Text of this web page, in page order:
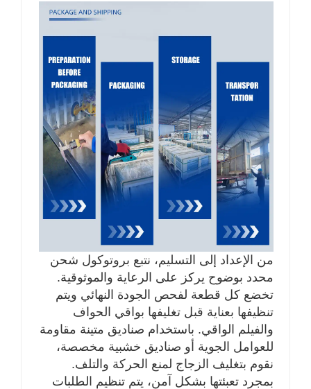
من الإعداد إلى التسليم، نتبع بروتوكول شحن
محدد بوضوح يركز على الرعاية والموثوقية.
تخضع كل قطعة لفحص الجودة النهائي ويتم
تنظيفها بعناية قبل تغليفها بواقي الحواف
والفيلم الواقي. باستخدام صناديق متينة مقاومة
للعوامل الجوية أو صناديق خشبية مخصصة،
نقوم بتغليف الزجاج لمنع الحركة والتلف.
بمجرد تعبئتها بشكل آمن، يتم تنظيم الطلبات